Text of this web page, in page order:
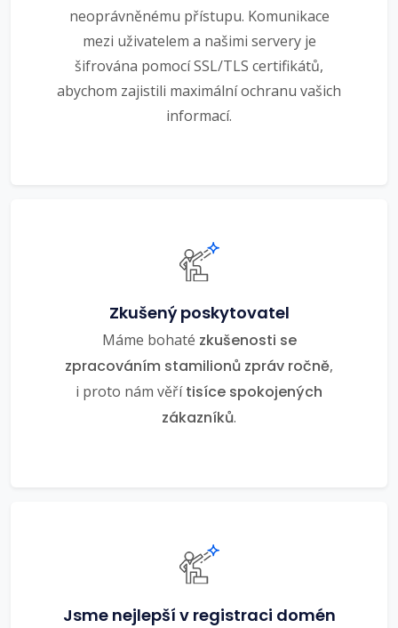
neoprávněnému přístupu. Komunikace
mezi uživatelem a našimi servery je
šifrována pomocí SSL/TLS certifikátů,
abychom zajistili maximální ochranu vašich
informací.
Zkušený poskytovatel
Máme bohaté zkušenosti se
zpracováním stamilionů zpráv ročně,
i proto nám věřítisíce spokojených
zákazníků.
Jsme nejlepší v registraci domén